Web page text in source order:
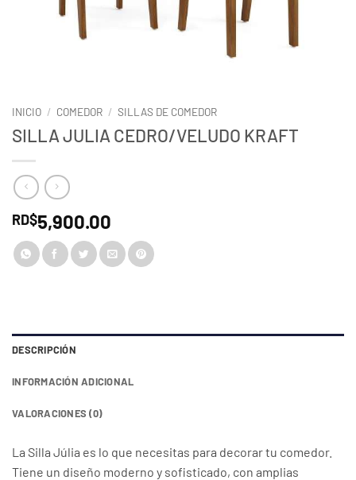
INICIO / COMEDOR / SILLAS DE COMEDOR
SILLA JULIA CEDRO/VELUDO KRAFT
RD$5,900.00
DESCRIPCIÓN
INFORMACIÓN ADICIONAL
VALORACIONES (0)
La Silla Júlia es lo que necesitas para decorar tu comedor.
Tiene un diseño moderno y sofisticado, con amplias